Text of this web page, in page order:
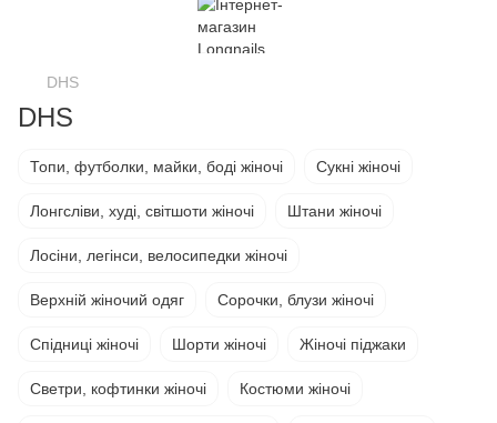
DHS
DHS
Топи, футболки, майки, боді жіночі Сукні жіночі
Лонгсліви, худі, світшоти жіночі Штани жіночі
Лосіни, легінси, велосипедки жіночі
Верхній жіночий одяг Сорочки, блузи жіночі
Спідниці жіночі Шорти жіночі Жіночі піджаки
Светри, кофтинки жіночі Костюми жіночі